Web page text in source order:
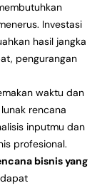
Investasi
hasil jangka
pengurangan
waktu dan
rencana
inputmu dan
profesional.
bisnis yang